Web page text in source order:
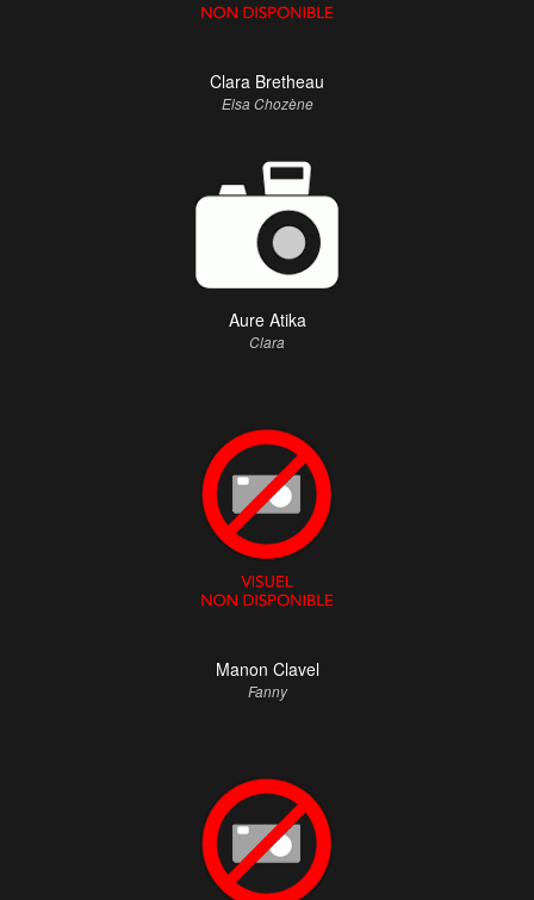
Clara Bretheau
Elsa Chozène
Aure Atika
Clara
Manon Clavel
Fanny